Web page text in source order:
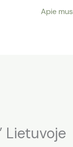
Apie mus
Lietuvoje